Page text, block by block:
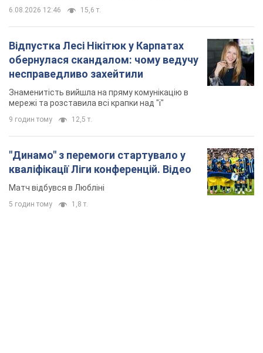
6.08.2026 12:46 15,6 т.
Відпустка Лесі Нікітюк у Карпатах
обернулася скандалом: чому ведучу
несправедливо захейтили
Знаменитість вийшла на пряму комунікацію в
мережі та розставила всі крапки над "і"
9 годин тому 12,5 т.
"Динамо" з перемоги стартувало у
кваліфікації Ліги конференцій. Відео
Матч відбувся в Любліні
5 годин тому 1,8 т.